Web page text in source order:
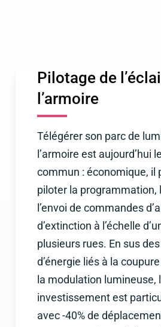
Pilotage de
l’armoire
Télégérer son parc de
l’armoire est aujourd’hui
commun : économique, il
piloter la programmation,
l’envoi de commandes
d’extinction à l’échelle
plusieurs rues. En sus
d’énergie liés à la
la modulation lumineuse,
investissement est
avec -40% de